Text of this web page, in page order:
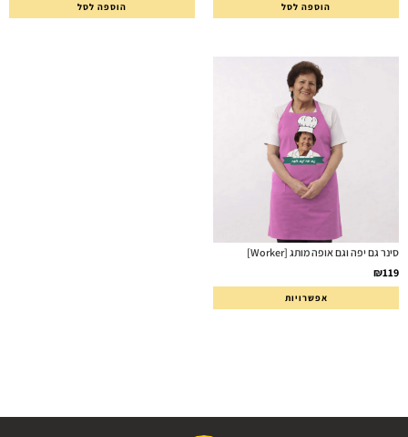
הוספה לסל הוספה לסל
סינר גם יפה וגם אופה מותג [Worker]
₪119
אפשרויות